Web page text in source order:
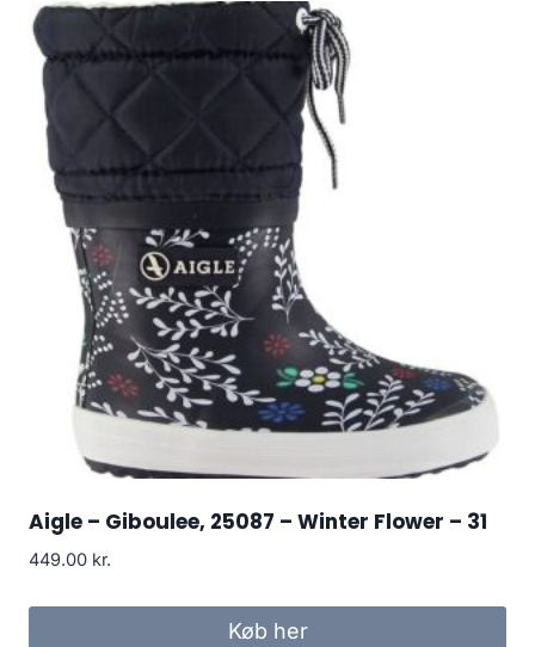
Aigle – Giboulee, 25087 – Winter Flower – 31
449.00 kr.
Køb her